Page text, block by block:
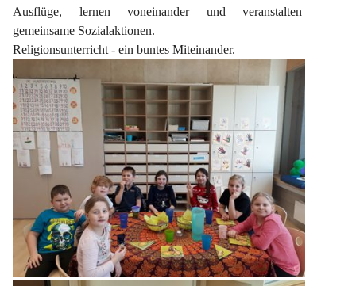
Ausflüge, lernen voneinander und veranstalten
gemeinsame Sozialaktionen.
Religionsunterricht - ein buntes Miteinander.